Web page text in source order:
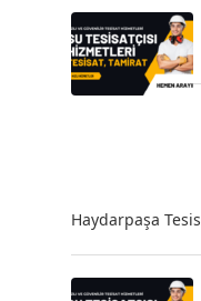
Haydarpaşa